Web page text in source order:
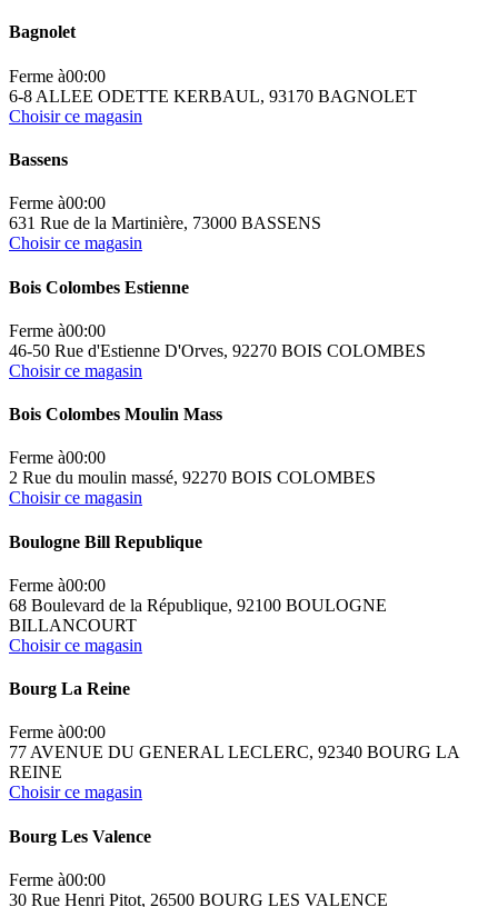
Bagnolet
Ferme à00:00
6-8 ALLEE ODETTE KERBAUL, 93170 BAGNOLET
Choisir ce magasin
Bassens
Ferme à00:00
631 Rue de la Martinière, 73000 BASSENS
Choisir ce magasin
Bois Colombes Estienne
Ferme à00:00
46-50 Rue d'Estienne D'Orves, 92270 BOIS COLOMBES
Choisir ce magasin
Bois Colombes Moulin Mass
Ferme à00:00
2 Rue du moulin massé, 92270 BOIS COLOMBES
Choisir ce magasin
Boulogne Bill Republique
Ferme à00:00
68 Boulevard de la République, 92100 BOULOGNE
BILLANCOURT
Choisir ce magasin
Bourg La Reine
Ferme à00:00
77 AVENUE DU GENERAL LECLERC, 92340 BOURG LA
REINE
Choisir ce magasin
Bourg Les Valence
Ferme à00:00
30 Rue Henri Pitot, 26500 BOURG LES VALENCE